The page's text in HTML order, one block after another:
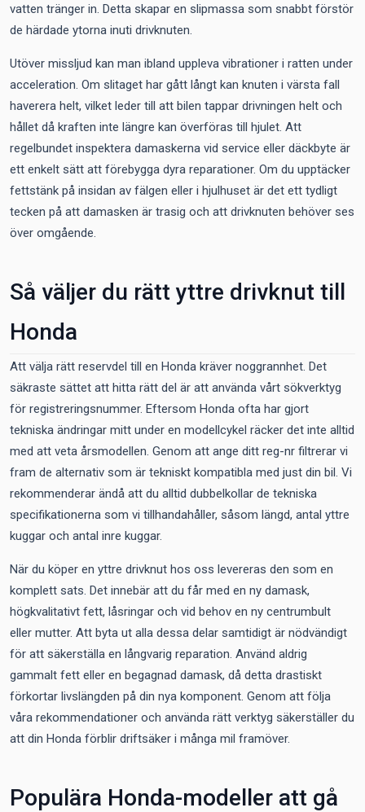
vatten tränger in. Detta skapar en slipmassa som snabbt förstör
de härdade ytorna inuti drivknuten.
Utöver missljud kan man ibland uppleva vibrationer i ratten under
acceleration. Om slitaget har gått långt kan knuten i värsta fall
haverera helt, vilket leder till att bilen tappar drivningen helt och
hållet då kraften inte längre kan överföras till hjulet. Att
regelbundet inspektera damaskerna vid service eller däckbyte är
ett enkelt sätt att förebygga dyra reparationer. Om du upptäcker
fettstänk på insidan av fälgen eller i hjulhuset är det ett tydligt
tecken på att damasken är trasig och att drivknuten behöver ses
över omgående.
Så väljer du rätt yttre drivknut till
Honda
Att välja rätt reservdel till en Honda kräver noggrannhet. Det
säkraste sättet att hitta rätt del är att använda vårt sökverktyg
för registreringsnummer. Eftersom Honda ofta har gjort
tekniska ändringar mitt under en modellcykel räcker det inte alltid
med att veta årsmodellen. Genom att ange ditt reg-nr filtrerar vi
fram de alternativ som är tekniskt kompatibla med just din bil. Vi
rekommenderar ändå att du alltid dubbelkollar de tekniska
specifikationerna som vi tillhandahåller, såsom längd, antal yttre
kuggar och antal inre kuggar.
När du köper en yttre drivknut hos oss levereras den som en
komplett sats. Det innebär att du får med en ny damask,
högkvalitativt fett, låsringar och vid behov en ny centrumbult
eller mutter. Att byta ut alla dessa delar samtidigt är nödvändigt
för att säkerställa en långvarig reparation. Använd aldrig
gammalt fett eller en begagnad damask, då detta drastiskt
förkortar livslängden på din nya komponent. Genom att följa
våra rekommendationer och använda rätt verktyg säkerställer du
att din Honda förblir driftsäker i många mil framöver.
Populära Honda-modeller att gå